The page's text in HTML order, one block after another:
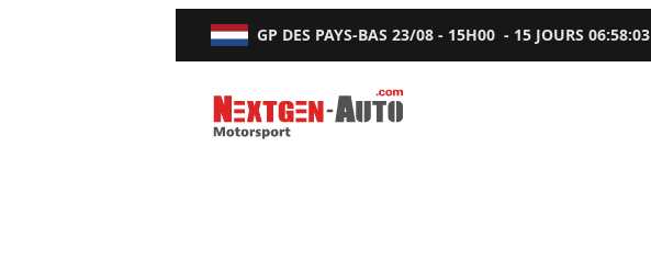
GP DES PAYS-BAS 23/08 - 15H00 - 15 JOURS06:58:02
Nextgen-Auto.com